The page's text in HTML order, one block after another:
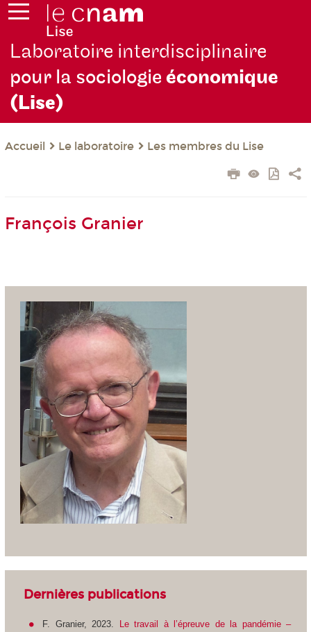
Laboratoire interdisciplinaire
pour la sociologieéconomique
(Lise)
Accueil Le laboratoire Les membres du Lise
François Granier
Dernières publications
F. Granier, 2023.
Le travail à l’épreuve de la pandémie –